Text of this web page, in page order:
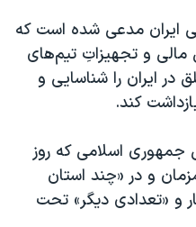
ایران مدعی شده است که
مالی و تجهیزاتِ تیم‌های
در ایران را شناسایی و
کند.
جمهوری اسلامی که روز
شد، «۶ نفر» همزمان و در «چند استان
«۱۰ نفر» احضار و «تعدادی دیگر» تحت